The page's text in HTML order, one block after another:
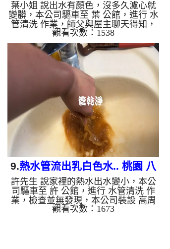
城 立德路 清洗水管
葉小姐 說出水有顏色，沒多久濾心就
變髒，本公司驅車至 葉 公館，進行 水
管清洗 作業，師父與屋主聊天得知，
上個禮拜才請別家來洗過水管，本公司
裝設 高周波水管清洗機，注入 檸檬酸
至水管，等了約15分，開啟 水管清洗
機 ，啟動 螺旋波 模式，剛洗水管就流
出銹水，屋主整個傻眼，四個多小時
後，出水變乾淨出水量也變大了。 如
是自來水，如水管老化，會產生鐵鏽跟
泥沙堆積，洗出來的水就會是咖啡色，
地下水含有氧化錳，管壁上會結成黑色
管垢，洗出來的水會跟石油一樣黑，有
些洗出綠色的水，是因為裡面有銅的物
質，生...
觀看次數：1538
9.熱水管流出乳白色水.. 桃園 八
德 介壽路 洗水管
許先生 說家裡的熱水出水變小，本公
司驅車至 許 公館，進行 水管清洗 作
業，檢查並無發現，本公司裝設 高周
波水管清洗機，注入 檸檬酸 至水管，
觀看次數：1673